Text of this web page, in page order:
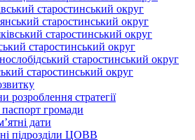
старостинський округ
старостинський округ
старостинський округ
старостинський округ
старостинський округ
старостинський округ
розроблення стратегії
громади
дати
підрозділи ЦОВВ